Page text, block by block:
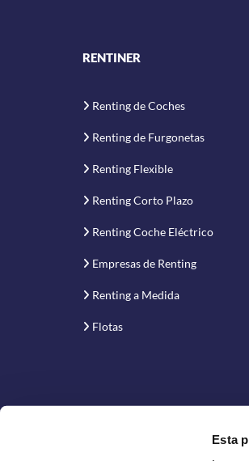
Esta
RENTINER
Renting de Coches
Renting de Furgonetas
Renting Flexible
Renting Corto Plazo
Renting Coche Eléctrico
Empresas de Renting
Renting a Medida
Flotas